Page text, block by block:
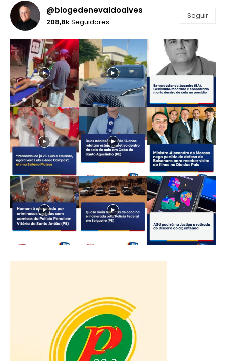
@blogedenevaldoalves
208,8kSeguidores
Seguir